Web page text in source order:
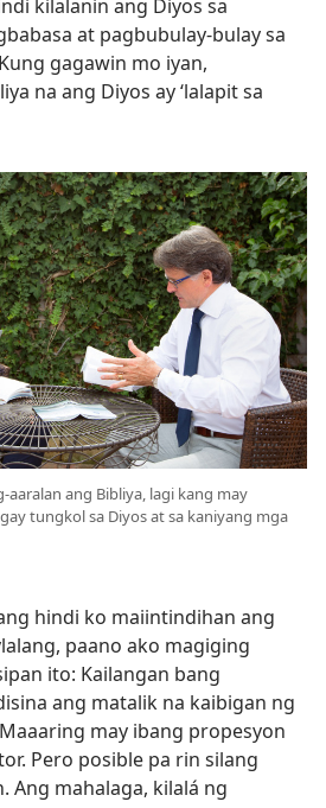
kilalanin ang Diyos sa
at pagbubulay-bulay sa
gagawin mo iyan,
na ang Diyos ay ‘lalapit sa
aaralan ang Bibliya, lagi kang may
tungkol sa Diyos at sa kaniyang mga
hindi ko maiintindihan ang
paano ako magiging
ito: Kailangan bang
ang matalik na kaibigan ng
may ibang propesyon
Pero posible pa rin silang
Ang mahalaga, kilalá ng